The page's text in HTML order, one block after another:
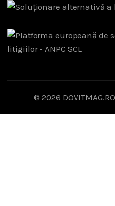
© 2026 DOVITMAG.RO